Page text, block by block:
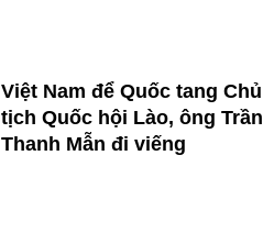
Việt Nam để Quốc tang Chủ
tịch Quốc hội Lào, ông Trần
Thanh Mẫn đi viếng